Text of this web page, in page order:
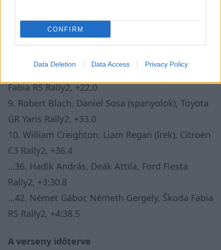
CONFIRM
Data Deletion Data Access Privacy Policy
Lancia Ypsilon Rally2, +20.6
6. Jorge Cagiao, Javier Martínez (spanyolok),
8. Jakub Matulka, Damian Syty (lengyelek), Škoda
Fabia RS Rally2, +22.0
9. Robert Blach, Daniel Sosa (spanyolok), Toyota
GR Yaris Rally2, +33.0
10. William Creighton, Liam Regan (írek), Citroën
C3 Rally2, +36.4
…36. Hadik András, Deák Attila, Ford Fiesta
Rally2, +3:30.8
…42. Német Gábor, Németh Gergely, Škoda Fabia
RS Rally2, +4:38.5
A verseny időterve